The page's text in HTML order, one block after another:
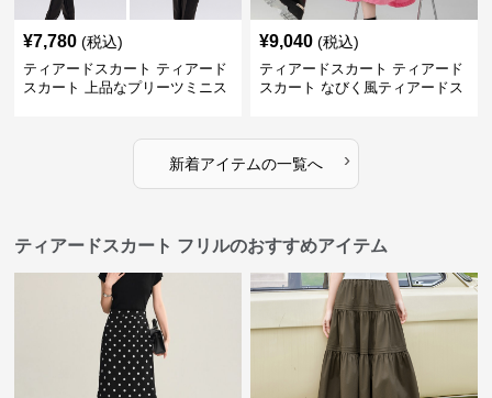
¥7,780 (税込)
ティアードスカート ティアード
スカート 上品なプリーツミニス
¥9,040 (税込)
ティアードスカート ティアード
スカート なびく風ティアードス
新着アイテムの一覧へ ›
ティアードスカート フリルのおすすめアイテム